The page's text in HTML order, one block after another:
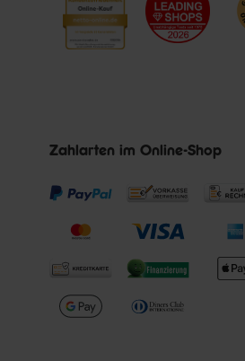
Zahlarten im Online-Shop